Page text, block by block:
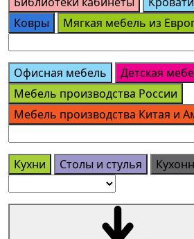
Ковры
Мягкая мебель из
Офисная мебель
Детская
Мебель производства России
Мебель производства Китая и
Кухни Столы и стулья